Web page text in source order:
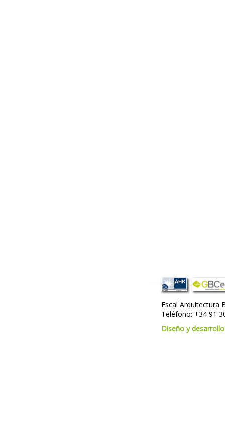
Escal Arquitectura
Teléfono: +34 91
Diseño y